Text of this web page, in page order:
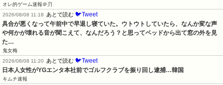
オレ的ゲーム速報＠刃
2026/08/08 11:18
あとで読む 🐦Tweet
具合が悪くなって午前中で早退し寝ていた。ウトウトしていたら、なんか変な声
や何かが壊れる音が聞こえて、なんだろう？と思ってベッドから出て窓の外を見
た…
鬼女梅
2026/08/08 11:20
あとで読む 🐦Tweet
日本人女性がYGエンタ本社前でゴルフクラブを振り回し逮捕…韓国
キムチ速報